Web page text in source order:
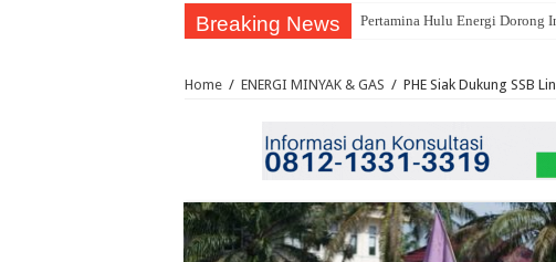
Breaking News Pertamina Hulu Energi Dorong
Home / ENERGI MINYAK & GAS / PHE Siak Dukung SSB